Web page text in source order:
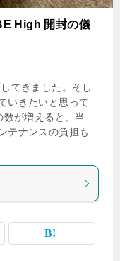
High 開封の儀
てきました。そし
いきたいと思って
が増えると、当
テナンスの負担も